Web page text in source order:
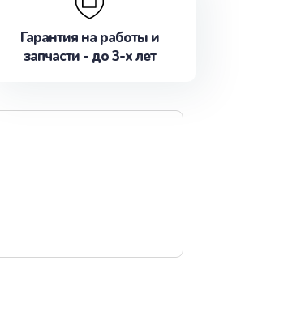
Гарантия на работы и
запчасти - до 3-х лет